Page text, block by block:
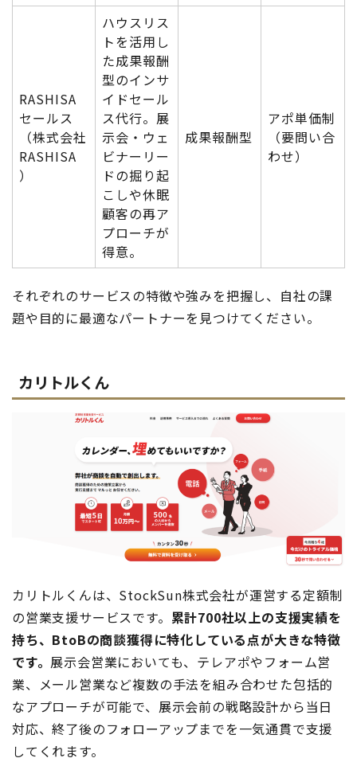
RASHISA
セールス
（株式会社
RASHISA
）
ハウスリス
トを活用し
た成果報酬
型のインサ
イドセール
ス代行。展
示会・ウェ
ビナーリー
ドの掘り起
こしや休眠
顧客の再ア
プローチが
得意。
成果報酬型
アポ単価制
（要問い合
わせ）
それぞれのサービスの特徴や強みを把握し、自社の課
題や目的に最適なパートナーを見つけてください。
カリトルくん
カリトルくんは、StockSun株式会社が運営する定額制
の営業支援サービスです。 累計700社以上の支援実績を
持ち、BtoBの商談獲得に特化している点が大きな特徴
です。 展示会営業においても、テレアポやフォーム営
業、メール営業など複数の手法を組み合わせた包括的
なアプローチが可能で、展示会前の戦略設計から当日
対応、終了後のフォローアップまでを一気通貫で支援
してくれます。